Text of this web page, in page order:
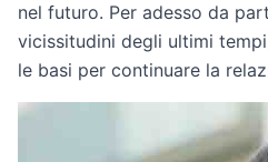
nel futuro. Per adesso da
vicissitudini degli ultimi
le basi per continuare la